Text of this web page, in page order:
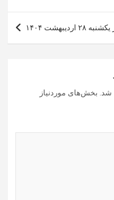
۱۴۰۴
شد. بخش‌های موردنیاز